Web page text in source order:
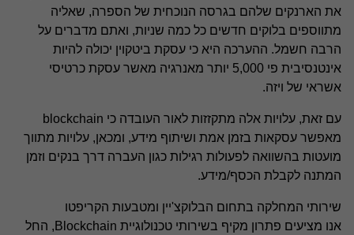
את הארנקים שלהם בגרסה הנוכחית של הספרה, שאליה
מתווספים בלוקים חדשים כל כמה שניות, ואתם מדברים על
הרבה חשמל. ההערכה היא כי עסקת ביטקוין יכולה להיות
אינטנסיבית פי 5,000 יותר מאנרגיה מאשר עסקת כרטיסי
אשראי של ויזה.
עם זאת, עלויות אלה מתקזזות לאור העובדה כי blockchain
מאפשר עסקאות בזמן אמת ושיתוף מידע, ומכאן, עלויות מתווך
מועטות בהשוואה לפעולות רגילות כגון העברה דרך בנקים וזמן
המתנה לקבלת הכסף/מידע.
שירותי המחלקה בתחום הבלוקצ'יין ומטבעות הקריפטו
אנו מציעים פתרון מקיף בשירותי טכנולוגיית Blockchain, החל